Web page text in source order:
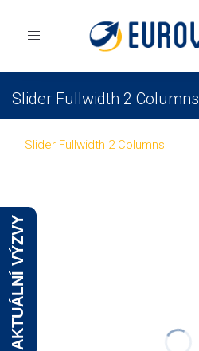
Toggle
Slider Fullwidth 2 Columns
Slider Fullwidth 2 Columns
AKTUÁLNÍ VÝZVY